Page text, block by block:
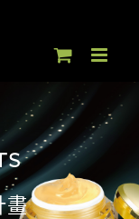
畫